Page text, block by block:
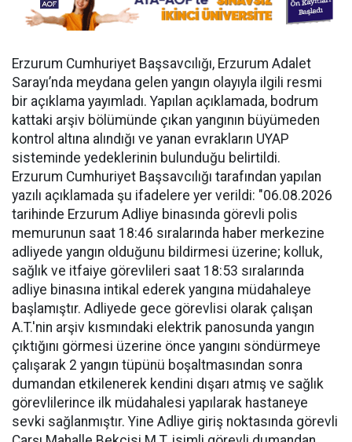
Erzurum Cumhuriyet Başsavcılığı, Erzurum Adalet
Sarayı’nda meydana gelen yangın olayıyla ilgili resmi
bir açıklama yayımladı. Yapılan açıklamada, bodrum
kattaki arşiv bölümünde çıkan yangının büyümeden
kontrol altına alındığı ve yanan evrakların UYAP
sisteminde yedeklerinin bulunduğu belirtildi.
Erzurum Cumhuriyet Başsavcılığı tarafından yapılan
yazılı açıklamada şu ifadelere yer verildi: "06.08.2026
tarihinde Erzurum Adliye binasında görevli polis
memurunun saat 18:46 sıralarında haber merkezine
adliyede yangın olduğunu bildirmesi üzerine; kolluk,
sağlık ve itfaiye görevlileri saat 18:53 sıralarında
adliye binasına intikal ederek yangına müdahaleye
başlamıştır. Adliyede gece görevlisi olarak çalışan
A.T.'nin arşiv kısmındaki elektrik panosunda yangın
çıktığını görmesi üzerine önce yangını söndürmeye
çalışarak 2 yangın tüpünü boşaltmasından sonra
dumandan etkilenerek kendini dışarı atmış ve sağlık
görevlilerince ilk müdahalesi yapılarak hastaneye
sevki sağlanmıştır. Yine Adliye giriş noktasında görevli